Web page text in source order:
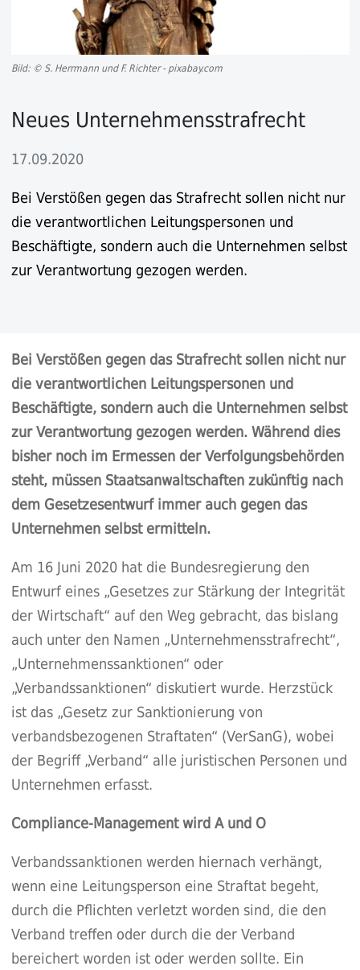
Bild: © S. Herrmann und F. Richter - pixabay.com
Neues Unternehmensstrafrecht
17.09.2020
Bei Verstößen gegen das Strafrecht sollen nicht nur
die verantwortlichen Leitungspersonen und
Beschäftigte, sondern auch die Unternehmen selbst
zur Verantwortung gezogen werden.
Bei Verstößen gegen das Strafrecht sollen nicht nur
die verantwortlichen Leitungspersonen und
Beschäftigte, sondern auch die Unternehmen selbst
zur Verantwortung gezogen werden. Während dies
bisher noch im Ermessen der Verfolgungsbehörden
steht, müssen Staatsanwaltschaften zukünftig nach
dem Gesetzesentwurf immer auch gegen das
Unternehmen selbst ermitteln.
Am 16 Juni 2020 hat die Bundesregierung den
Entwurf eines „Gesetzes zur Stärkung der Integrität
der Wirtschaft“ auf den Weg gebracht, das bislang
auch unter den Namen „Unternehmensstrafrecht“,
„Unternehmenssanktionen“ oder
„Verbandssanktionen“ diskutiert wurde. Herzstück
ist das „Gesetz zur Sanktionierung von
verbandsbezogenen Straftaten“ (VerSanG), wobei
der Begriff „Verband“ alle juristischen Personen und
Unternehmen erfasst.
Compliance-Management wird A und O
Verbandssanktionen werden hiernach verhängt,
wenn eine Leitungsperson eine Straftat begeht,
durch die Pflichten verletzt worden sind, die den
Verband treffen oder durch die der Verband
bereichert worden ist oder werden sollte. Ein